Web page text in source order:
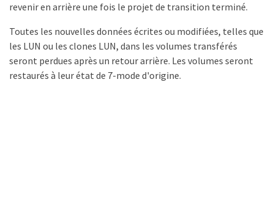
revenir en arrière une fois le projet de transition terminé.
Toutes les nouvelles données écrites ou modifiées, telles que
les LUN ou les clones LUN, dans les volumes transférés
seront perdues après un retour arrière. Les volumes seront
restaurés à leur état de 7-mode d'origine.